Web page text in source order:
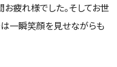
疲れ様でした。そしてお世
は一瞬笑顔を見せながらも